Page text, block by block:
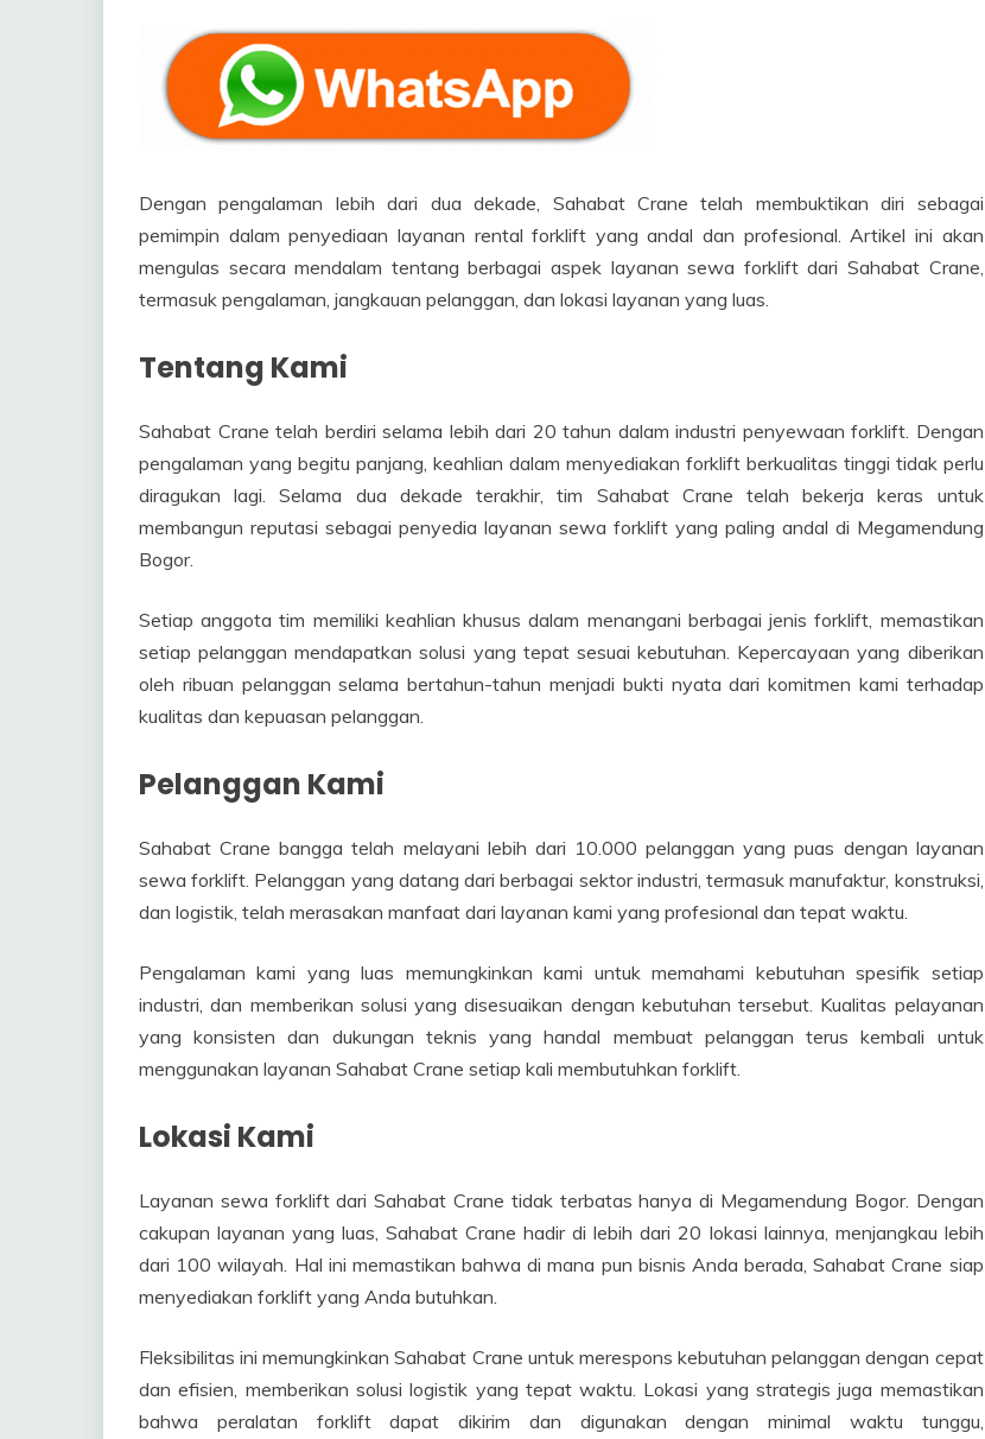
Dengan pengalaman lebih dari dua dekade, Sahabat Crane telah membuktikan diri sebagai
pemimpin dalam penyediaan layanan rental forklift yang andal dan profesional. Artikel ini akan
mengulas secara mendalam tentang berbagai aspek layanan sewa forklift dari Sahabat Crane,
termasuk pengalaman, jangkauan pelanggan, dan lokasi layanan yang luas.
Tentang Kami
Sahabat Crane telah berdiri selama lebih dari 20 tahun dalam industri penyewaan forklift. Dengan
pengalaman yang begitu panjang, keahlian dalam menyediakan forklift berkualitas tinggi tidak perlu
diragukan lagi. Selama dua dekade terakhir, tim Sahabat Crane telah bekerja keras untuk
membangun reputasi sebagai penyedia layanan sewa forklift yang paling andal di Megamendung
Bogor.
Setiap anggota tim memiliki keahlian khusus dalam menangani berbagai jenis forklift, memastikan
setiap pelanggan mendapatkan solusi yang tepat sesuai kebutuhan. Kepercayaan yang diberikan
oleh ribuan pelanggan selama bertahun-tahun menjadi bukti nyata dari komitmen kami terhadap
kualitas dan kepuasan pelanggan.
Pelanggan Kami
Sahabat Crane bangga telah melayani lebih dari 10.000 pelanggan yang puas dengan layanan
sewa forklift. Pelanggan yang datang dari berbagai sektor industri, termasuk manufaktur, konstruksi,
dan logistik, telah merasakan manfaat dari layanan kami yang profesional dan tepat waktu.
Pengalaman kami yang luas memungkinkan kami untuk memahami kebutuhan spesifik setiap
industri, dan memberikan solusi yang disesuaikan dengan kebutuhan tersebut. Kualitas pelayanan
yang konsisten dan dukungan teknis yang handal membuat pelanggan terus kembali untuk
menggunakan layanan Sahabat Crane setiap kali membutuhkan forklift.
Lokasi Kami
Layanan sewa forklift dari Sahabat Crane tidak terbatas hanya di Megamendung Bogor. Dengan
cakupan layanan yang luas, Sahabat Crane hadir di lebih dari 20 lokasi lainnya, menjangkau lebih
dari 100 wilayah. Hal ini memastikan bahwa di mana pun bisnis Anda berada, Sahabat Crane siap
menyediakan forklift yang Anda butuhkan.
Fleksibilitas ini memungkinkan Sahabat Crane untuk merespons kebutuhan pelanggan dengan cepat
dan efisien, memberikan solusi logistik yang tepat waktu. Lokasi yang strategis juga memastikan
bahwa peralatan forklift dapat dikirim dan digunakan dengan minimal waktu tunggu,